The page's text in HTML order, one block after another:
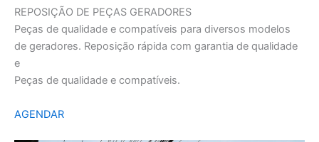
REPOSIÇÃO DE PEÇAS GERADORES
Peças de qualidade e compatíveis para diversos modelos
de geradores. Reposição rápida com garantia de qualidade
e
Peças de qualidade e compatíveis.
AGENDAR